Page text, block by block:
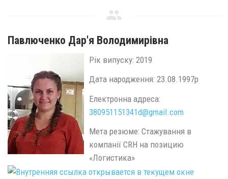
Павлюченко Дар'я Володимирівна
Рік випуску: 2019
Дата народження: 23.08.1997р
Електронна адреса:
380951151341d@gmail.com
Мета резюме: Стажування в
компанії CRH на позицию
«Логистика»